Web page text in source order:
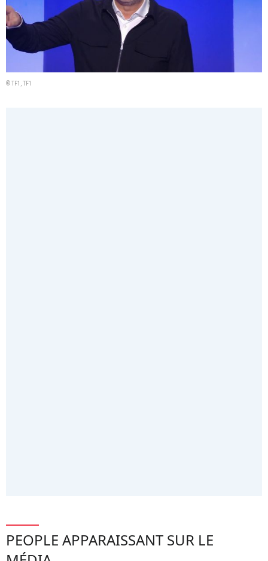
© TF1, TF1
PEOPLE APPARAISSANT SUR LE